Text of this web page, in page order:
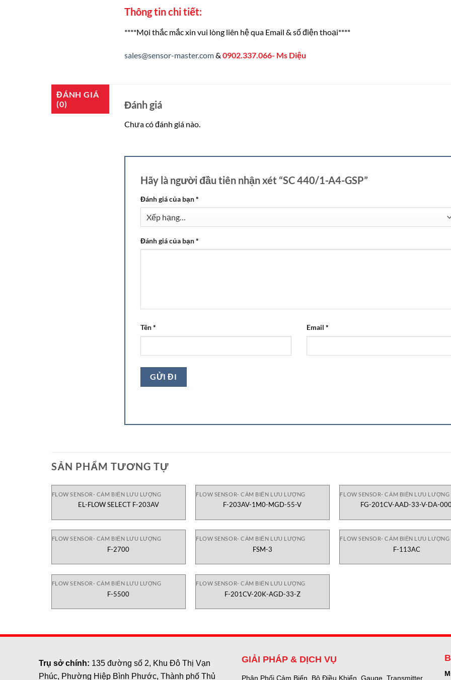
Thông tin chi tiết:
****Mọi thắc mắc xin vui lòng liên hệ qua Email & số điện thoại****
sales@sensor-master.com& 0902.337.066- Ms Diệu
ĐÁNH GIÁ
(0)
Đánh giá
Chưa có đánh giá nào.
Hãy là người đầu tiên nhận xét “SC 440/1-A4-GSP”
Đánh giá của bạn*
Đánh giá của bạn*
Tên* Email *
SẢN PHẨM TƯƠNG TỰ
FLOW SENSOR- CẢM BIẾN LƯU LƯỢNG
EL-FLOW SELECT F-203AV
FLOW SENSOR- CẢM BIẾN LƯU LƯỢNG
F-203AV-1M0-MGD-55-V
FLOW SENSOR- CẢM BIẾN LƯU LƯỢNG
FG-201CV-AAD-33-V-DA-
FLOW SENSOR- CẢM BIẾN LƯU LƯỢNG
F-2700
FLOW SENSOR- CẢM BIẾN LƯU LƯỢNG
FSM-3
FLOW SENSOR- CẢM BIẾN LƯU LƯỢNG
F-113AC
FLOW SENSOR- CẢM BIẾN LƯU LƯỢNG
F-5500
FLOW SENSOR- CẢM BIẾN LƯU LƯỢNG
F-201CV-20K-AGD-33-Z
Trụ sở chính: 135 đường số 2, Khu Đô Thị Vạn
Phúc, Phường Hiệp Bình Phước, Thành phố Thủ
GIẢI PHÁP & DỊCH VỤ
Phân Phối Cảm Biến, Bộ Điều Khiển, Gauge, Transmitter,